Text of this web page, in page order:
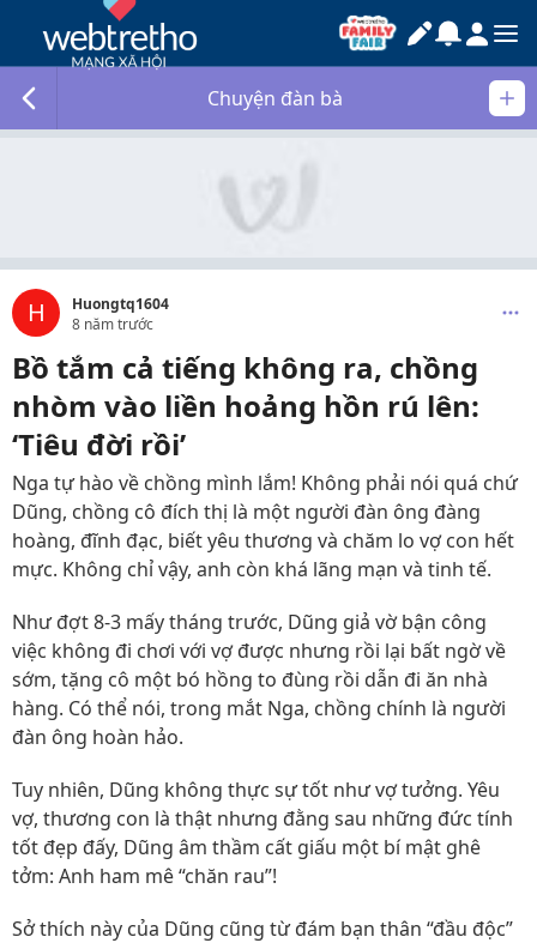
Chuyện đàn bà
H
Huongtq1604
8 năm trước
Bồ tắm cả tiếng không ra, chồng
nhòm vào liền hoảng hồn rú lên:
‘Tiêu đời rồi’
Nga tự hào về chồng mình lắm! Không phải nói quá chứ
Dũng, chồng cô đích thị là một người đàn ông đàng
hoàng, đĩnh đạc, biết yêu thương và chăm lo vợ con hết
mực. Không chỉ vậy, anh còn khá lãng mạn và tinh tế.
Như đợt 8-3 mấy tháng trước, Dũng giả vờ bận công
việc không đi chơi với vợ được nhưng rồi lại bất ngờ về
sớm, tặng cô một bó hồng to đùng rồi dẫn đi ăn nhà
hàng. Có thể nói, trong mắt Nga, chồng chính là người
đàn ông hoàn hảo.
Tuy nhiên, Dũng không thực sự tốt như vợ tưởng. Yêu
vợ, thương con là thật nhưng đằng sau những đức tính
tốt đẹp đấy, Dũng âm thầm cất giấu một bí mật ghê
tởm: Anh ham mê “chăn rau”!
Sở thích này của Dũng cũng từ đám bạn thân “đầu độc”